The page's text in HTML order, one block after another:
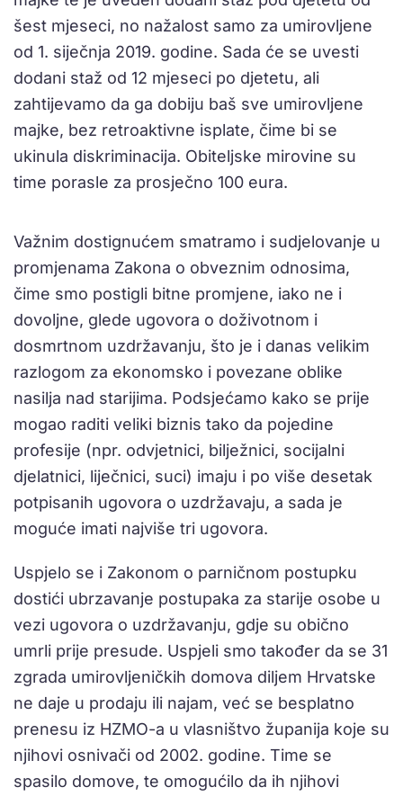
šest mjeseci, no nažalost samo za umirovljene
od 1. siječnja 2019. godine. Sada će se uvesti
dodani staž od 12 mjeseci po djetetu, ali
zahtijevamo da ga dobiju baš sve umirovljene
majke, bez retroaktivne isplate, čime bi se
ukinula diskriminacija. Obiteljske mirovine su
time porasle za prosječno 100 eura.
Važnim dostignućem smatramo i sudjelovanje u
promjenama Zakona o obveznim odnosima,
čime smo postigli bitne promjene, iako ne i
dovoljne, glede ugovora o doživotnom i
dosmrtnom uzdržavanju, što je i danas velikim
razlogom za ekonomsko i povezane oblike
nasilja nad starijima. Podsjećamo kako se prije
mogao raditi veliki biznis tako da pojedine
profesije (npr. odvjetnici, bilježnici, socijalni
djelatnici, liječnici, suci) imaju i po više desetak
potpisanih ugovora o uzdržavaju, a sada je
moguće imati najviše tri ugovora.
Uspjelo se i Zakonom o parničnom postupku
dostići ubrzavanje postupaka za starije osobe u
vezi ugovora o uzdržavanju, gdje su obično
umrli prije presude. Uspjeli smo također da se 31
zgrada umirovljeničkih domova diljem Hrvatske
ne daje u prodaju ili najam, već se besplatno
prenesu iz HZMO-a u vlasništvo županija koje su
njihovi osnivači od 2002. godine. Time se
spasilo domove, te omogućilo da ih njihovi